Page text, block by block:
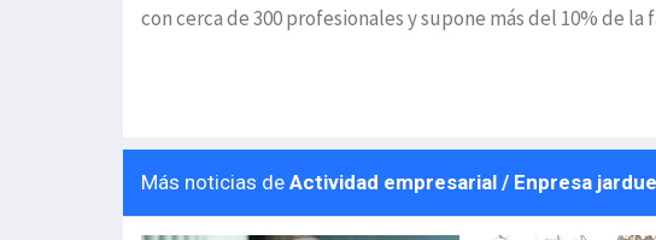
con cerca de 300 profesionales y supone más del 10% de
Más noticias de Actividad empresarial / Enpresa